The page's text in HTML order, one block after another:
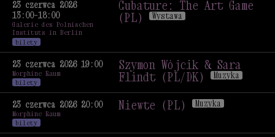
23 czerwca 2026
13:00–18:00
Galerie des Polnischen
Instituts in Berlin
bilety
Cubature: The Art Game
(PL) Wystawa
23 czerwca 2026 19:00
Morphine Raum
bilety
Szymon Wójcik & Sara
Flindt (PL/DK) Muzyka
Flindt (PL/DK) Muzyka
23 czerwca 2026 20:00
Morphine Raum
bilety
Niewte (PL) Muzyka